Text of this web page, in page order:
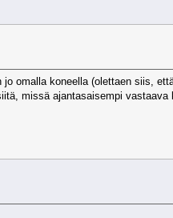
omalla koneella (olettaen siis,
missä ajantasaisempi vastaava